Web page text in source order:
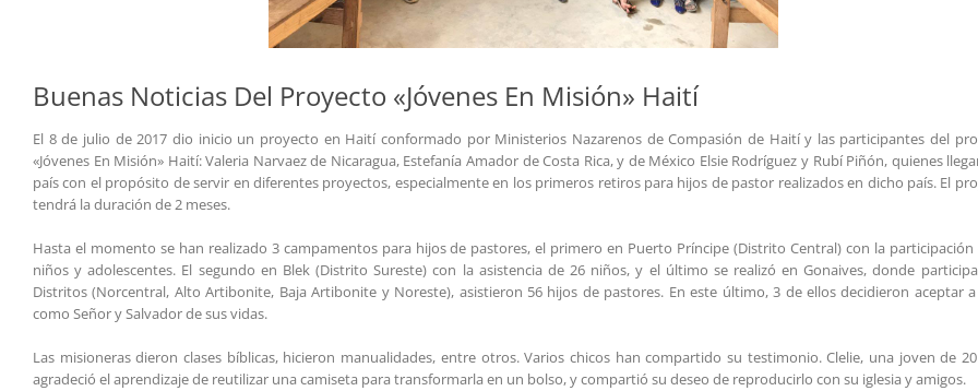
Buenas Noticias Del Proyecto «Jóvenes En Misión» Haití
El 8 de julio de 2017 dio inicio un proyecto en Haití conformado por Ministerios Nazarenos de Compasión de Haití y las participantes del
«Jóvenes En Misión» Haití: Valeria Narvaez de Nicaragua, Estefanía Amador de Costa Rica, y de México Elsie Rodríguez y Rubí Piñón, quienes
país con el propósito de servir en diferentes proyectos, especialmente en los primeros retiros para hijos de pastor realizados en dicho país. El
tendrá la duración de 2 meses.
Hasta el momento se han realizado 3 campamentos para hijos de pastores, el primero en Puerto Príncipe (Distrito Central) con la participación
niños y adolescentes. El segundo en Blek (Distrito Sureste) con la asistencia de 26 niños, y el último se realizó en Gonaives, donde
Distritos (Norcentral, Alto Artibonite, Baja Artibonite y Noreste), asistieron 56 hijos de pastores. En este último, 3 de ellos decidieron aceptar a
como Señor y Salvador de sus vidas.
Las misioneras dieron clases bíblicas, hicieron manualidades, entre otros. Varios chicos han compartido su testimonio. Clelie, una joven de
agradeció el aprendizaje de reutilizar una camiseta para transformarla en un bolso, y compartió su deseo de reproducirlo con su iglesia y amigos.